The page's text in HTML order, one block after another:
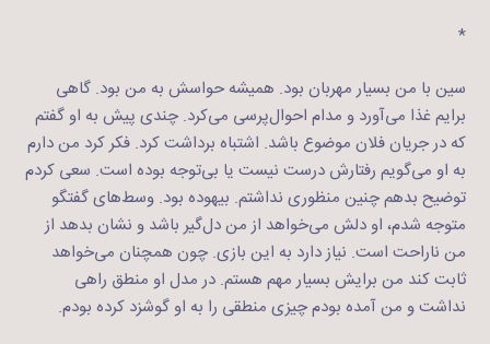
*
سین با من بسیار مهربان بود. همیشه حواسش به من بود. گاهی
برایم غذا می‌آورد و مدام احوال‌پرسی می‌کرد. چندی پیش به او گفتم
که در جریان فلان موضوع باشد. اشتباه برداشت کرد. فکر کرد من دارم
به او می‌گویم رفتارش درست نیست یا بی‌توجه بوده است. سعی کردم
توضیح بدهم چنین منظوری نداشتم. بیهوده بود. وسط‌های گفتگو
متوجه شدم، او دلش می‌خواهد از من دل‌گیر باشد و نشان بدهد از
من ناراحت است. نیاز دارد به این بازی. چون همچنان می‌خواهد
ثابت کند من برایش بسیار مهم هستم. در مدل او منطق راهی
نداشت و من آمده بودم چیزی منطقی را به او گوشزد کرده بودم.